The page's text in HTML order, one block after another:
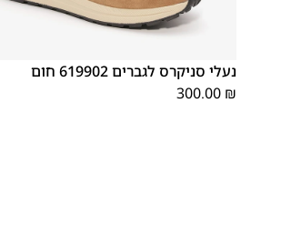
נעלי סניקרס לגברים 619902 חום
300.00 ₪